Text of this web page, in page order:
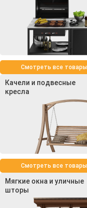
Смотреть все товары
Качели и подвесные
кресла
Смотреть все товары
Мягкие окна и уличные
шторы